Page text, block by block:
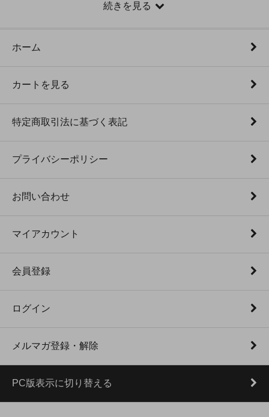
続きを見る
ホーム
カートを見る
特定商取引法に基づく表記
プライバシーポリシー
お問い合わせ
マイアカウント
会員登録
ログイン
メルマガ登録・解除
PC版表示に切り替える